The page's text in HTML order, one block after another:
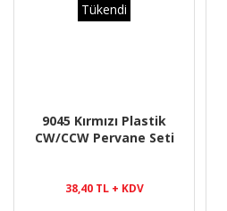
Tükendi
9045 Kırmızı Plastik
CW/CCW Pervane Seti
38,40 TL + KDV